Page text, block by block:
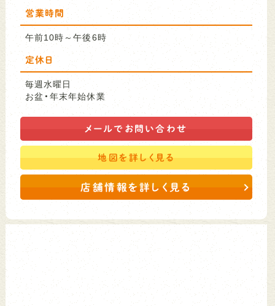
営業時間
午前10時～午後6時
定休日
毎週水曜日
お盆・年末年始休業
メールで お問い合わせ
地図を詳しく見る
店舗情報を詳しく見る